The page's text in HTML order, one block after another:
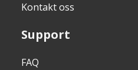
Kontakt oss
Support
FAQ